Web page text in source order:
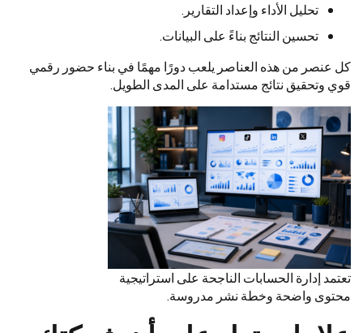
تحليل الأداء وإعداد التقارير.
تحسين النتائج بناءً على البيانات.
كل عنصر من هذه العناصر يلعب دورًا مهمًا في بناء حضور رقمي
قوي وتحقيق نتائج مستدامة على المدى الطويل.
تعتمد إدارة الحسابات الناجحة على استراتيجية
محتوى واضحة وخطة نشر مدروسة.